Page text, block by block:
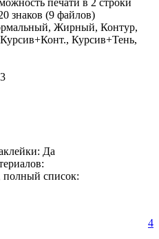
знаков (9 файлов)
Жирный, Контур,
Курсив+Тень,
Да
список:
4